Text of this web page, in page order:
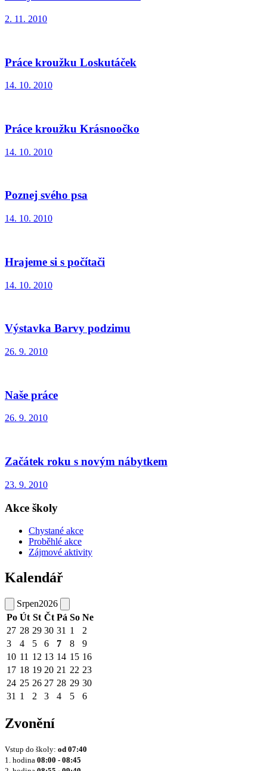
2. 11. 2010
Práce kroužku Loskutáček
14. 10. 2010
Práce kroužku Krásnoočko
14. 10. 2010
Poznej svého psa
14. 10. 2010
Hrajeme si s počítači
14. 10. 2010
Výstavka Barvy podzimu
26. 9. 2010
Naše práce
26. 9. 2010
Začátek roku s novým nábytkem
23. 9. 2010
Akce školy
Chystané akce
Proběhlé akce
Zájmové aktivity
Kalendář
Srpen2026
Po Út St Čt Pá So Ne
27 28 29 30 31 1
2
3
4 5 6 7 8
9
10 11 12 13 14 15 16
17 18 19 20 21 22 23
24 25 26 27 28 29 30
31 1 2 3 4 5 6
Zvonění
Vstup do školy: od 07:40
1. hodina 08:00 - 08:45